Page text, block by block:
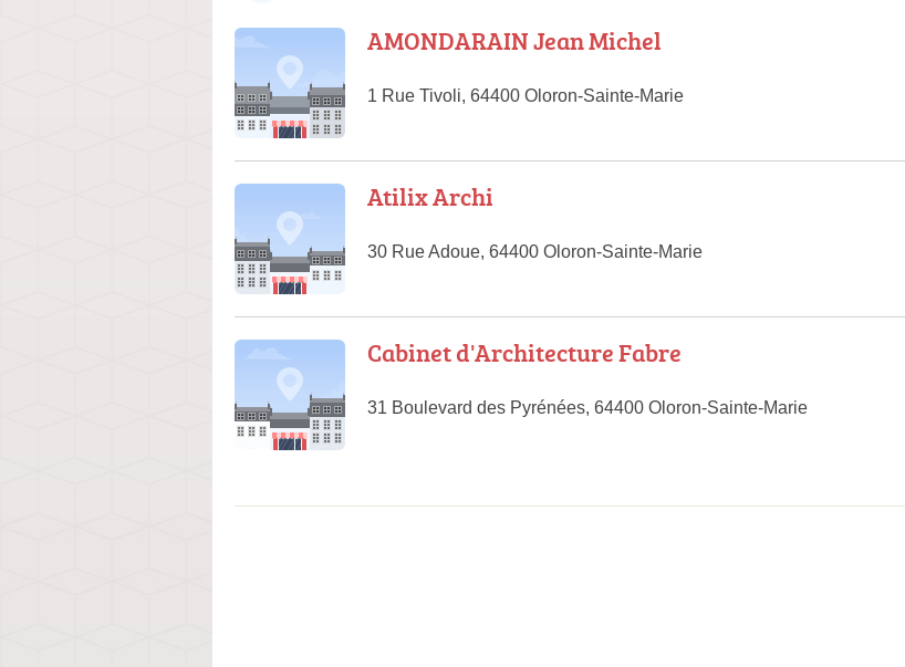
AMONDARAIN Jean Michel
1 Rue Tivoli, 64400 Oloron-Sainte-Marie
Atilix Archi
30 Rue Adoue, 64400 Oloron-Sainte-Marie
Cabinet d'Architecture Fabre
31 Boulevard des Pyrénées, 64400 Oloron-Sainte-Marie